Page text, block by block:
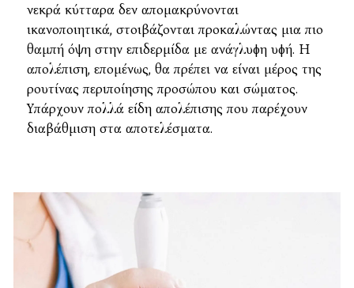
νεκρά κύτταρα δεν απομακρύνονται
ικανοποιητικά, στοιβάζονται προκαλώντας μια πιο
θαμπή όψη στην επιδερμίδα με ανάγλυφη υφή. Η
απολέπιση, επομένως, θα πρέπει να είναι μέρος της
ρουτίνας περιποίησης προσώπου και σώματος.
Υπάρχουν πολλά είδη απολέπισης που παρέχουν
διαβάθμιση στα αποτελέσματα.